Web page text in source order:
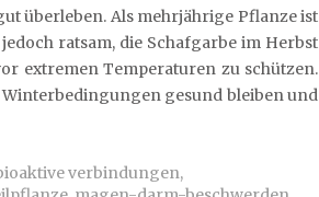
überleben. Als mehrjährige Pflanze ist
ratsam, die Schafgarbe im Herbst
extremen Temperaturen zu schützen.
gesund bleiben und
verbindungen,